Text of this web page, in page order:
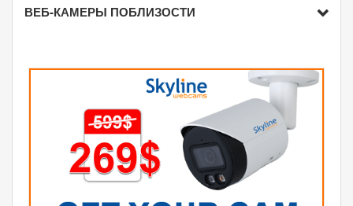
ВЕБ-КАМЕРЫ ПОБЛИЗОСТИ